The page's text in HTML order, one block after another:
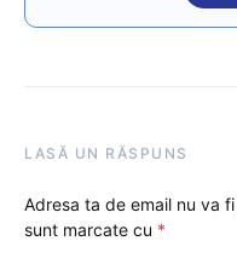
LASĂ UN RĂSPUNS
Adresa ta de email nu va
sunt marcate cu *